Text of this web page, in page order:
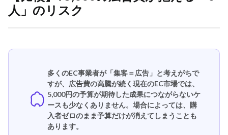
人」のリスク
多くのEC事業者が「集客＝広告」と考えがちで
すが、広告費の高騰が続く現在のEC市場では、
5,000円の予算が期待した成果につながらないケ
ースも少なくありません。場合によっては、購
入者ゼロのまま予算だけが消えてしまうことも
あります。